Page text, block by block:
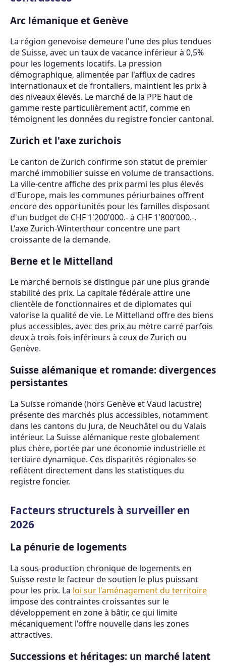
Arc lémanique et Genève
La région genevoise demeure l'une des plus tendues
de Suisse, avec un taux de vacance inférieur à 0,5%
pour les logements locatifs. La pression
démographique, alimentée par l'afflux de cadres
internationaux et de frontaliers, maintient les prix à
des niveaux élevés. Le marché de la PPE haut de
gamme reste particulièrement actif, comme en
témoignent les données du registre foncier cantonal.
Zurich et l'axe zurichois
Le canton de Zurich confirme son statut de premier
marché immobilier suisse en volume de transactions.
La ville-centre affiche des prix parmi les plus élevés
d'Europe, mais les communes périurbaines offrent
encore des opportunités pour les familles disposant
d'un budget de CHF 1'200'000.- à CHF 1'800'000.-.
L'axe Zurich-Winterthour concentre une part
croissante de la demande.
Berne et le Mittelland
Le marché bernois se distingue par une plus grande
stabilité des prix. La capitale fédérale attire une
clientèle de fonctionnaires et de diplomates qui
valorise la qualité de vie. Le Mittelland offre des biens
plus accessibles, avec des prix au mètre carré parfois
deux à trois fois inférieurs à ceux de Zurich ou
Genève.
Suisse alémanique et romande: divergences
persistantes
La Suisse romande (hors Genève et Vaud lacustre)
présente des marchés plus accessibles, notamment
dans les cantons du Jura, de Neuchâtel ou du Valais
intérieur. La Suisse alémanique reste globalement
plus chère, portée par une économie industrielle et
tertiaire dynamique. Ces disparités régionales se
reflètent directement dans les statistiques du
registre foncier.
Facteurs structurels à surveiller en
2026
La pénurie de logements
La sous-production chronique de logements en
Suisse reste le facteur de soutien le plus puissant
pour les prix. La loi sur l'aménagement du territoire
impose des contraintes croissantes sur le
développement en zone à bâtir, ce qui limite
mécaniquement l'offre nouvelle dans les zones
attractives.
Successions et héritages: un marché latent